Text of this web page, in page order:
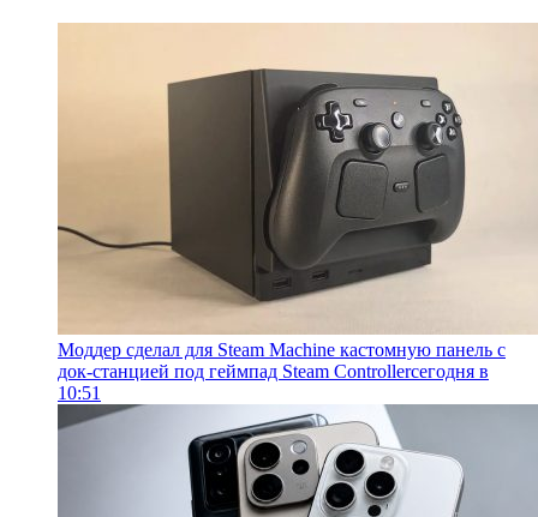
Моддер сделал для Steam Machine кастомную панель с
док-станцией под геймпад Steam Controllerсегодня в
10:51